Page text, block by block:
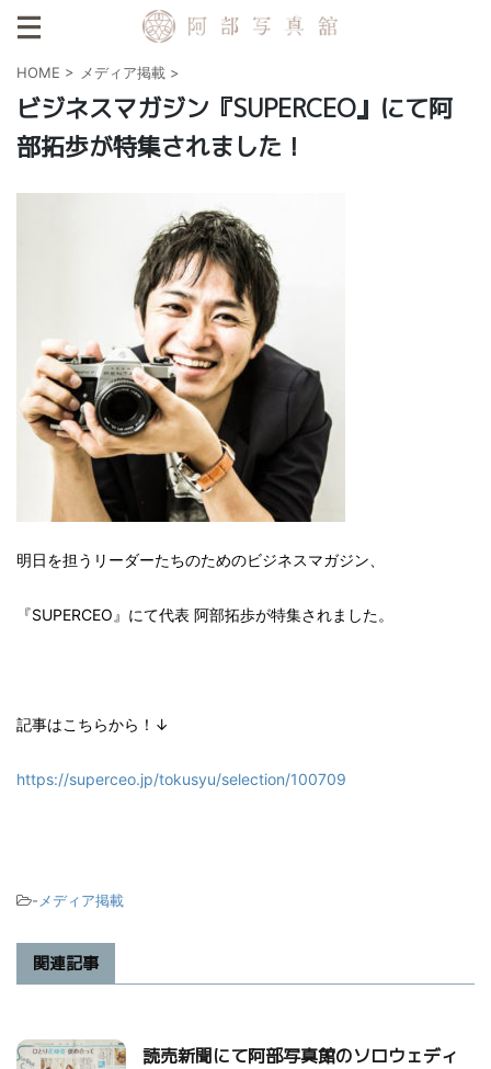
HOME > メディア掲載 >
ビジネスマガジン『SUPERCEO』にて阿
部拓歩が特集されました！
明日を担うリーダーたちのためのビジネスマガジン、
『SUPERCEO』にて代表 阿部拓歩が特集されました。
記事はこちらから！↓
https://superceo.jp/tokusyu/selection/100709
- メディア掲載
関連記事
読売新聞にて阿部写真館のソロウェディ